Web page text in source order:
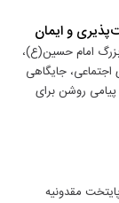
و ایمان
امام حسین(ع)،
جایگاهی
پیامی روشن برای
در اسکوپیه، پایتخت مقدونیه